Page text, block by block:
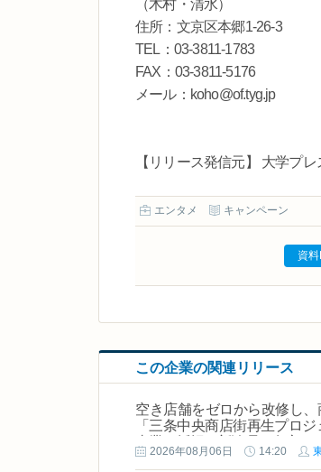
（木村・清水）
住所：文京区本郷1-26-3
TEL：03-3811-1783
FAX：03-3811-5176
メール：koho@of.tyg.jp
【リリース発信元】 大学プ
エンタメ キャンペーン
資
この企業の関連リリース
空き店舗をゼロから改修し
「三条中央商店街再生プロ
2026年08月06日 14:20